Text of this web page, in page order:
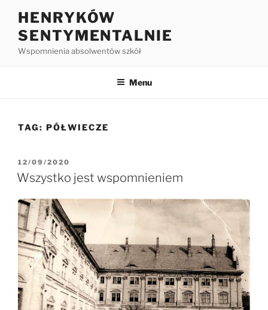
HENRYKÓW
SENTYMENTALNIE
Wspomnienia absolwentów szkół
Menu
TAG: PÓŁWIECZE
12/09/2020
Wszystko jest wspomnieniem